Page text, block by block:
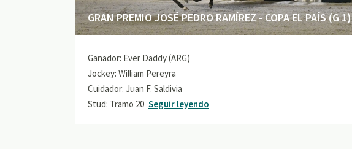
GRAN PREMIO JOSÉ PEDRO RAMÍREZ - COPA EL PAÍS (G 1)
Ganador: Ever Daddy (ARG)
Jockey: William Pereyra
Cuidador: Juan F. Saldivia
Stud: Tramo 20 Seguir leyendo